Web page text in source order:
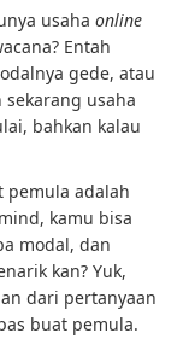
usaha online
Entah
gede, atau
usaha
bahkan kalau
pemula adalah
kamu bisa
modal, dan
kan? Yuk,
dari pertanyaan
buat pemula.